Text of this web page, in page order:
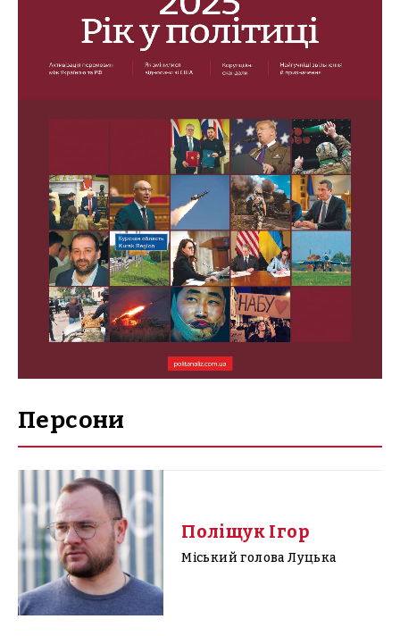
Персони
Поліщук Ігор
Міський голова Луцька